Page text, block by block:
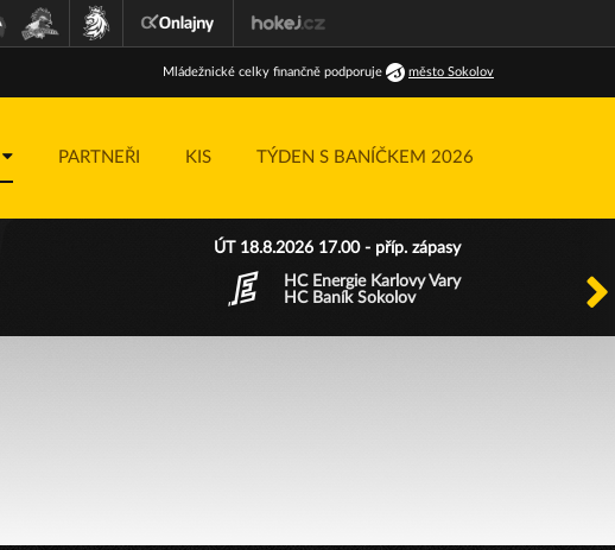
Ml ádežnické celky finančně podporuje město Sokolov
PARTNEŘI KIS TÝDEN S BANÍČKEM 2026
ÚT 18.8.2026 17.00 - příp. zápasy
HC Energie Karlovy Vary
HC Baník Sokolov